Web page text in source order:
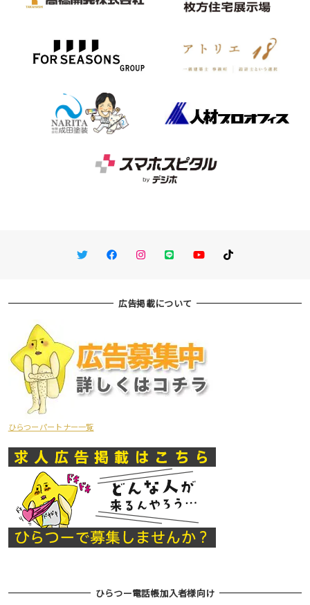
TwitterFacebookInstagram
LINE You TubeTikTok
広告掲載について
ひらつーパートナー一覧
ひらつー電話帳加入者様向け